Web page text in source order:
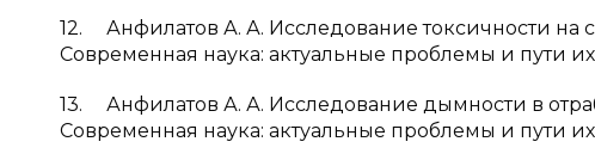
12. Анфилатов А. А. Исследование токсичности на
Современная наука: актуальные проблемы и пути
13. Анфилатов А. А. Исследование дымности в
Современная наука: актуальные проблемы и пути